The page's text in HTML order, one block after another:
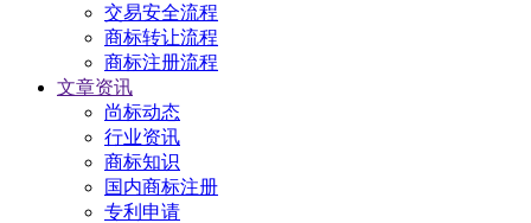
交易安全流程
商标转让流程
商标注册流程
文章资讯
尚标动态
行业资讯
商标知识
国内商标注册
专利申请